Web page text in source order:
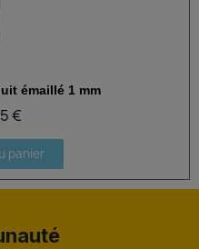
émaillé 1 mm
€
panier